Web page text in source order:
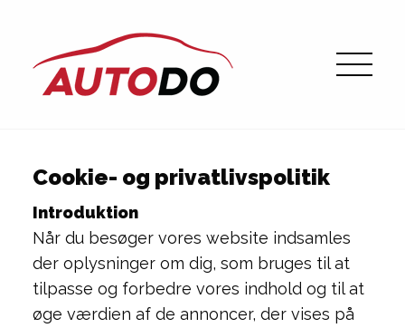
Cookie- og privatlivspolitik
Introduktion
Når du besøger vores website indsamles
der oplysninger om dig, som bruges til at
tilpasse og forbedre vores indhold og til at
øge værdien af de annoncer, der vises på